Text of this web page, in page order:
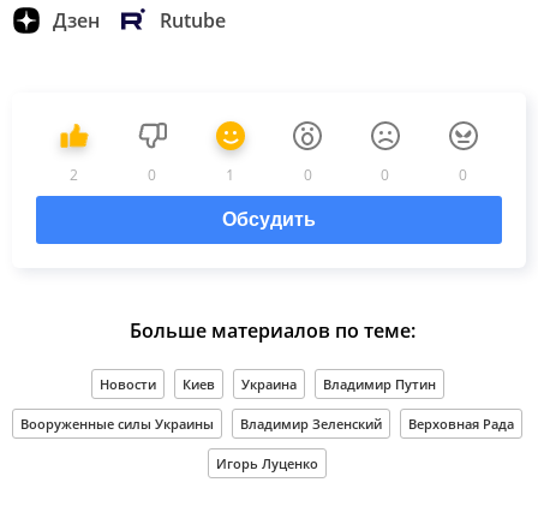
Дзен Rutube
2 0 1 0 0 0
Обсудить
Больше материалов по теме:
Новости Киев Украина Владимир Путин
Вооруженные силы Украины Владимир Зеленский Верховная Рада
Игорь Луценко